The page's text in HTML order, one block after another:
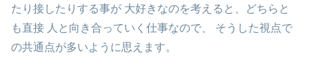
たり接したりする事が 大好きなのを考えると、どちらと
も直接 人と向き合っていく仕事なので、 そうした視点で
の共通点が多いように思えます。